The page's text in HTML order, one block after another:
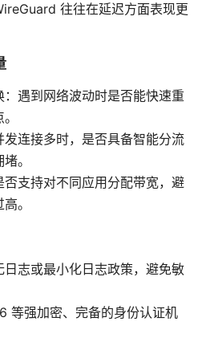
往往在延迟方面表现更
：遇到网络波动时是否能快速重
发连接多时，是否具备智能分流
。
否支持对不同应用分配带宽，避
。
日志或最小化日志政策，避免敏
等强加密、完备的身份认证机